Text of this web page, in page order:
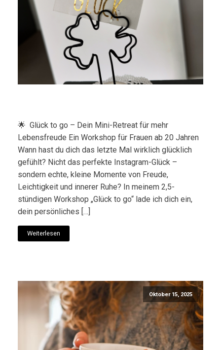
🌟 Glück to go – Dein Mini-Retreat für mehr
Lebensfreude Ein Workshop für Frauen ab 20 Jahren
Wann hast du dich das letzte Mal wirklich glücklich
gefühlt? Nicht das perfekte Instagram-Glück –
sondern echte, kleine Momente von Freude,
Leichtigkeit und innerer Ruhe? In meinem 2,5-
stündigen Workshop „Glück to go“ lade ich dich ein,
dein persönliches […]
Weiterlesen
Oktober 15, 2025